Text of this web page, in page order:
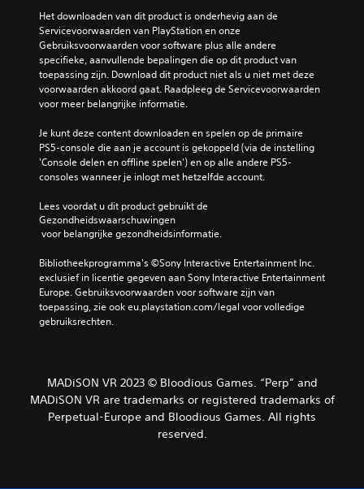
Het downloaden van dit product is onderhevig aan de
Servicevoorwaarden van PlayStation en onze
Gebruiksvoorwaarden voor software plus alle andere
specifieke, aanvullende bepalingen die op dit product van
toepassing zijn. Download dit product niet als u niet met deze
voorwaarden akkoord gaat. Raadpleeg de Servicevoorwaarden
voor meer belangrijke informatie.
Je kunt deze content downloaden en spelen op de primaire
PS5-console die aan je account is gekoppeld (via de instelling
'Console delen en offline spelen') en op alle andere PS5-
consoles wanneer je inlogt met hetzelfde account.
Lees voordat u dit product gebruikt de
Gezondheidswaarschuwingen
voor belangrijke gezondheidsinformatie.
Bibliotheekprogramma's ©Sony Interactive Entertainment Inc.
exclusief in licentie gegeven aan Sony Interactive Entertainment
Europe. Gebruiksvoorwaarden voor software zijn van
toepassing, zie ook eu.playstation.com/legal voor volledige
gebruiksrechten.
MADiSON VR 2023 © Bloodious Games. “Perp” and
MADiSON VR are trademarks or registered trademarks of
Perpetual-Europe and Bloodious Games. All rights
reserved.